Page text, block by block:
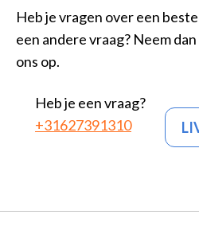
Heb je vragen over een
een andere vraag? Neem
ons op.
Heb je een vraag?
+31627391310